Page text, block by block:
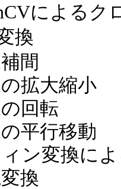
による
換
間
拡大縮小
回転
平行移動
ィン変換に
換